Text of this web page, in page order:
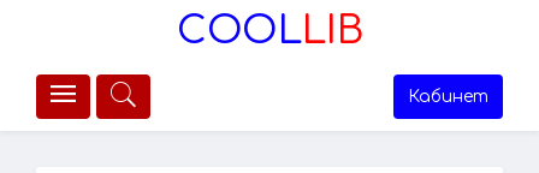
COOLLIB
Кабинет